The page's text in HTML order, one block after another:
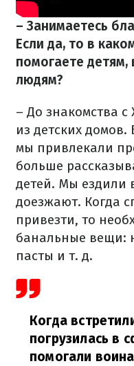
– Занимаетесь
Если да, то в
помогаете
людям?
– До знакомства
из детских
мы привлекали
больше
детей. Мы ездили
доезжают. Когда
привезти, то
банальные вещи:
пасты и т. д.
Когда
погрузилась в
помогали